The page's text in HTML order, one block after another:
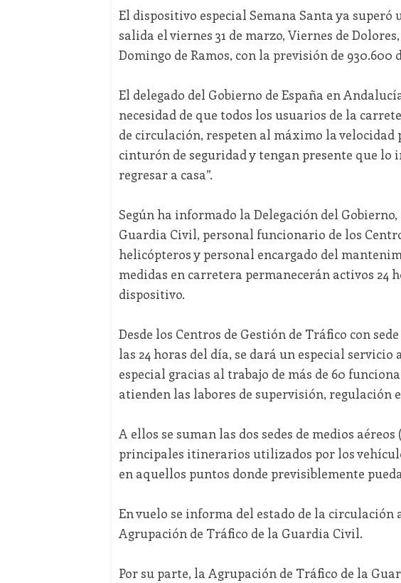
El dispositivo especial Semana Santa ya
salida el viernes 31 de marzo, Viernes de
Domingo de Ramos, con la previsión de 930.600
El delegado del Gobierno de España en
necesidad de que todos los usuarios de la
de circulación, respeten al máximo la
cinturón de seguridad y tengan presente que lo
regresar a casa”.
Según ha informado la Delegación del
Guardia Civil, personal funcionario de los
helicópteros y personal encargado del
medidas en carretera permanecerán activos 24
dispositivo.
Desde los Centros de Gestión de Tráfico con
las 24 horas del día, se dará un especial
especial gracias al trabajo de más de 60
atienden las labores de supervisión, regulación
A ellos se suman las dos sedes de medios
principales itinerarios utilizados por los
en aquellos puntos donde previsiblemente
En vuelo se informa del estado de la circulación
Agrupación de Tráfico de la Guardia Civil.
Por su parte, la Agrupación de Tráfico de la